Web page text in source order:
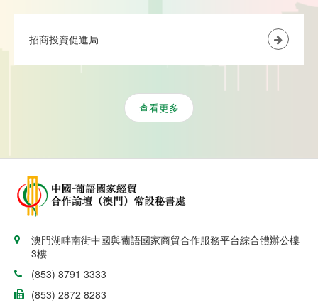
招商投資促進局
查看更多
澳門湖畔南街中國與葡語國家商貿合作服務平台綜合體辦公樓
3樓
(853) 8791 3333
(853) 2872 8283